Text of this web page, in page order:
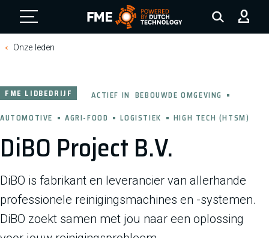
FME Logo, to the homepage
Onze leden
DiBO Project B.V.
FME LIDBEDRIJF ACTIEF IN BEBOUWDE OMGEVING
AUTOMOTIVE
AGRI-FOOD LOGISTIEK HIGH TECH (HTSM)
DiBO is fabrikant en leverancier van allerhande
professionele reinigingsmachines en -systemen.
DiBO zoekt samen met jou naar een oplossing